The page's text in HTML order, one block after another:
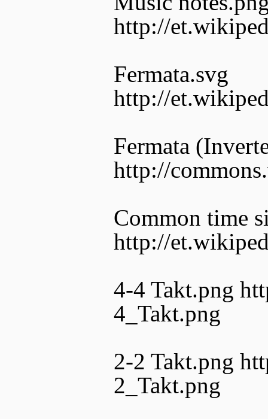
http://
Fermata.svg
http://
Fermata
http://
Common time
http://
4-4 Takt.png
4_Takt.png
2-2 Takt.png
2_Takt.png